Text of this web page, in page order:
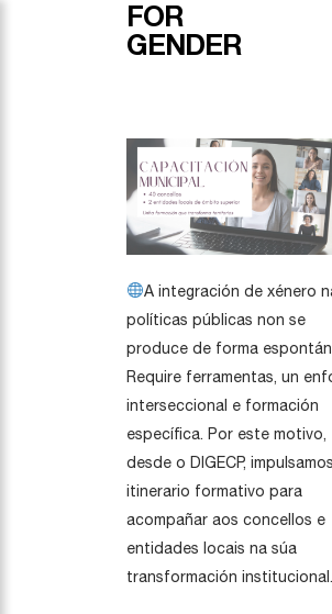
FOR
GENDER
A integración de xénero
políticas públicas non se
produce de forma
Require ferramentas, un
interseccional e formación
específica. Por este motivo,
desde o DIGECP,
itinerario formativo para
acompañar aos concellos e
entidades locais na súa
transformación institucional.